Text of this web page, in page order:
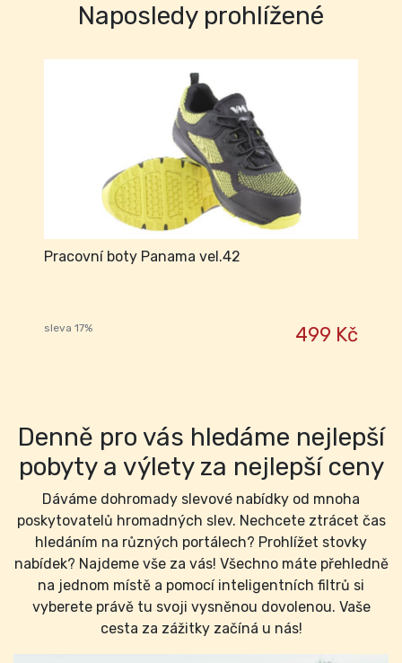
Naposledy prohlížené
Pracovní boty Panama vel.42
sleva 17% 499 Kč
Denně pro vás hledáme nejlepší
pobyty a výlety za nejlepší ceny
Dáváme dohromady slevové nabídky od mnoha
poskytovatelů hromadných slev. Nechcete ztrácet čas
hledáním na různých portálech? Prohlížet stovky
nabídek? Najdeme vše za vás! Všechno máte přehledně
na jednom místě a pomocí inteligentních filtrů si
vyberete právě tu svoji vysněnou dovolenou. Vaše
cesta za zážitky začíná u nás!